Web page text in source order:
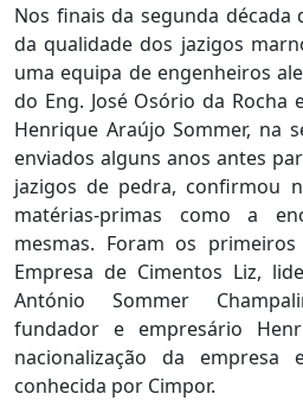
Nos finais da segunda década
da qualidade dos jazigos
uma equipa de engenheiros
do Eng. José Osório da
Henrique Araújo Sommer, na
enviados alguns anos antes
jazigos de pedra, confirmou
matérias-primas como a
mesmas. Foram os
Empresa de Cimentos Liz,
António Sommer
fundador e empresário
nacionalização da
conhecida por Cimpor.